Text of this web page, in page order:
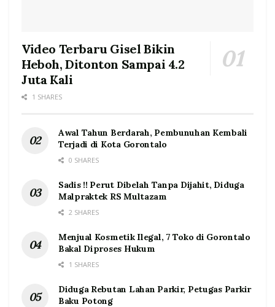
Video Terbaru Gisel Bikin
Heboh, Ditonton Sampai 4.2
Juta Kali
1 SHARES
Awal Tahun Berdarah, Pembunuhan Kembali
Terjadi di Kota Gorontalo
0 SHARES
Sadis !! Perut Dibelah Tanpa Dijahit, Diduga
Malpraktek RS Multazam
2 SHARES
Menjual Kosmetik Ilegal, 7 Toko di Gorontalo
Bakal Diproses Hukum
1 SHARES
Diduga Rebutan Lahan Parkir, Petugas Parkir
Baku Potong